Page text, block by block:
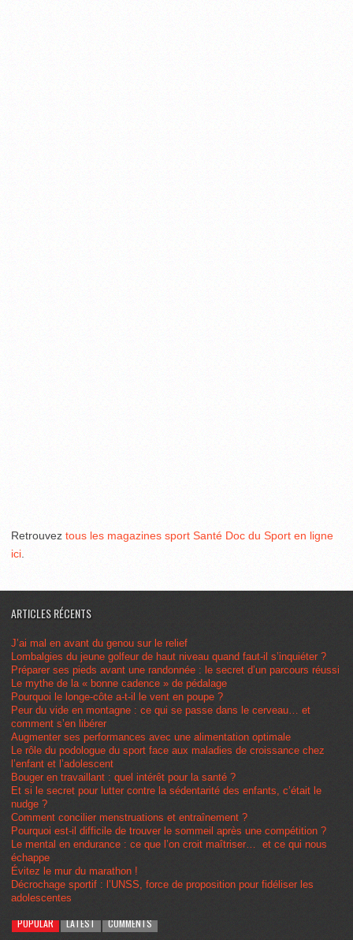
Retrouvez tous les magazines sport Santé Doc du Sport en ligne
ici
ARTICLES RÉCENTS
J’ai mal en avant du genou sur le relief
Lombalgies du jeune golfeur de haut niveau quand faut-il s’inquiéter ?
Préparer ses pieds avant une randonnée : le secret d’un parcours réussi
Le mythe de la « bonne cadence » de pédalage
Pourquoi le longe-côte a-t-il le vent en poupe ?
Peur du vide en montagne : ce qui se passe dans le cerveau… et
comment s’en libérer
Augmenter ses performances avec une alimentation optimale
Le rôle du podologue du sport face aux maladies de croissance chez
l’enfant et l’adolescent
Bouger en travaillant : quel intérêt pour la santé ?
Et si le secret pour lutter contre la sédentarité des enfants, c’était le
nudge ?
Comment concilier menstruations et entraînement ?
Pourquoi est-il difficile de trouver le sommeil après une compétition ?
Le mental en endurance : ce que l’on croit maîtriser… et ce qui nous
échappe
Évitez le mur du marathon !
Décrochage sportif : l’UNSS, force de proposition pour fidéliser les
adolescentes
POPULAR LATEST COMMENTS